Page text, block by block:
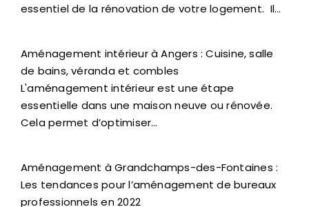
essentiel de la rénovation de votre logement. Il…
Aménagement intérieur à Angers : Cuisine, salle
de bains, véranda et combles
L'aménagement intérieur est une étape
essentielle dans une maison neuve ou rénovée.
Cela permet d’optimiser…
Aménagement à Grandchamps-des-Fontaines :
Les tendances pour l’aménagement de bureaux
professionnels en 2022